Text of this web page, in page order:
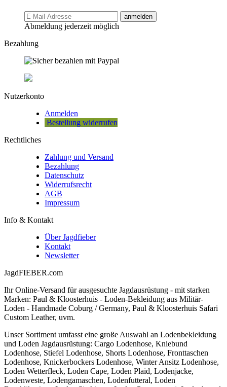
anmelden
Abmeldung jederzeit möglich
Bezahlung
Nutzerkonto
Anmelden
Bestellung widerrufen
Rechtliches
Zahlung und Versand
Bezahlung
Datenschutz
Widerrufsrecht
AGB
Impressum
Info & Kontakt
Über Jagdfieber
Kontakt
Newsletter
JagdFIEBER.com
Ihr Online-Versand für ausgesuchte Jagdausrüstung - mit starken
Marken: Paul & Kloosterhuis - Loden-Bekleidung aus Militär-
Loden - Handmade Coburg / Germany, Paul & Kloosterhuis Safari
Custom Leather, uvm.
Unser Sortiment umfasst eine große Auswahl an Lodenbekleidung
und Loden Jagdausrüstung: Cargo Lodenhose, Kniebund
Lodenhose, Stiefel Lodenhose, Shorts Lodenhose, Fronttaschen
Lodenhose, Knickerbockers Lodenhose, Winter Ansitz Lodenhose,
Loden Wetterfleck, Loden Cape, Loden Plaid, Lodenjacke,
Lodenweste, Lodengamaschen, Lodenfutteral, Loden